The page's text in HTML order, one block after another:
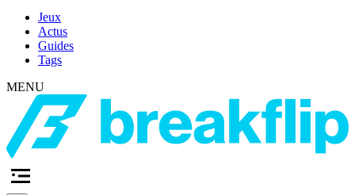
Jeux
Actus
Guides
Tags
MENU